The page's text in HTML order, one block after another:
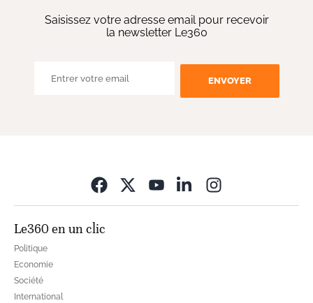
Saisissez votre adresse email pour recevoir
la newsletter Le360
ENVOYER
Le360 en un clic
Politique
Economie
Société
International